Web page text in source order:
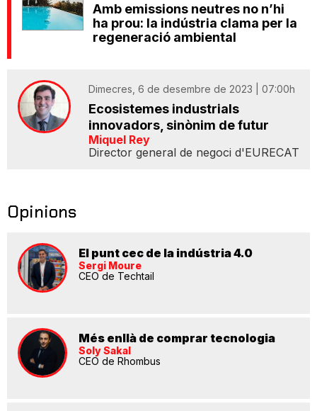
Amb emissions neutres no n’hi
ha prou: la indústria clama per la
regeneració ambiental
Dimecres, 6 de desembre de 2023 | 07:00h
Ecosistemes industrials
innovadors, sinònim de futur
Miquel Rey
Director general de negoci d'EURECAT
Opinions
El punt cec de la indústria 4.0
Sergi Moure
CEO de Techtail
Més enllà de comprar tecnologia
Soly Sakal
CEO de Rhombus